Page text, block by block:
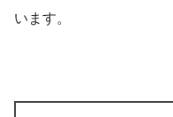
います。